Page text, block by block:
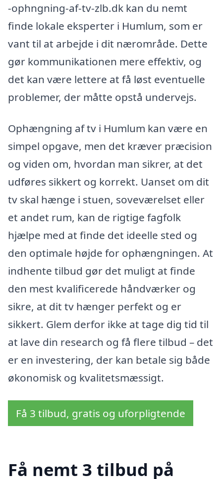
-ophngning-af-tv-zlb.dk kan du nemt
finde lokale eksperter i Humlum, som er
vant til at arbejde i dit nærområde. Dette
gør kommunikationen mere effektiv, og
det kan være lettere at få løst eventuelle
problemer, der måtte opstå undervejs.
Ophængning af tv i Humlum kan være en
simpel opgave, men det kræver præcision
og viden om, hvordan man sikrer, at det
udføres sikkert og korrekt. Uanset om dit
tv skal hænge i stuen, soveværelset eller
et andet rum, kan de rigtige fagfolk
hjælpe med at finde det ideelle sted og
den optimale højde for ophængningen. At
indhente tilbud gør det muligt at finde
den mest kvalificerede håndværker og
sikre, at dit tv hænger perfekt og er
sikkert. Glem derfor ikke at tage dig tid til
at lave din research og få flere tilbud – det
er en investering, der kan betale sig både
økonomisk og kvalitetsmæssigt.
Få 3 tilbud, gratis og uforpligtende
Få nemt 3 tilbud på